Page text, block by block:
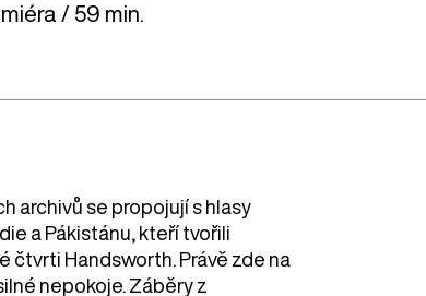
/ 59 min.
archivů se propojují s hlasy
a Pákistánu, kteří tvořili
čtvrti Handsworth. Právě zde na
nepokoje. Záběry z